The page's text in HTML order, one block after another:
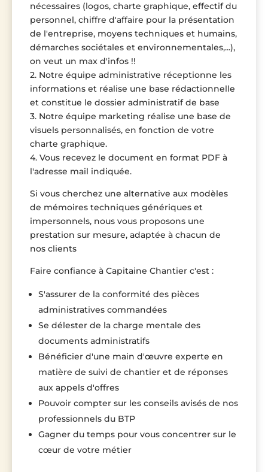
nécessaires (logos, charte graphique, effectif du
personnel, chiffre d'affaire pour la présentation
de l'entreprise, moyens techniques et humains,
démarches sociétales et environnementales,...),
on veut un max d'infos !!
2. Notre équipe administrative réceptionne les
informations et réalise une base rédactionnelle
et constitue le dossier administratif de base
3. Notre équipe marketing réalise une base de
visuels personnalisés, en fonction de votre
charte graphique.
4. Vous recevez le document en format PDF à
l'adresse mail indiquée.
Si vous cherchez une alternative aux modèles
de mémoires techniques génériques et
impersonnels, nous vous proposons une
prestation sur mesure, adaptée à chacun de
nos clients
Faire confiance à Capitaine Chantier c'est :
S'assurer de la conformité des pièces
administratives commandées
Se délester de la charge mentale des
documents administratifs
Bénéficier d'une main d'œuvre experte en
matière de suivi de chantier et de réponses
aux appels d'offres
Pouvoir compter sur les conseils avisés de nos
professionnels du BTP
Gagner du temps pour vous concentrer sur le
cœur de votre métier